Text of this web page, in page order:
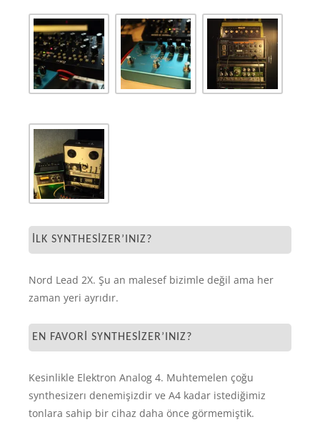
İLK SYNTHESIZER’INIZ?
Nord Lead 2X. Şu an malesef bizimle değil ama her
zaman yeri ayrıdır.
EN FAVORI SYNTHESIZER’INIZ?
Kesinlikle Elektron Analog 4. Muhtemelen çoğu
synthesizerı denemişizdir ve A4 kadar istediğimiz
tonlara sahip bir cihaz daha önce görmemiştik.